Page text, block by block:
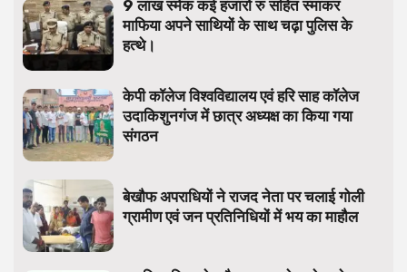
9 लाख स्मेक कई हजारों रु सहित स्माकर
माफिया अपने साथियों के साथ चढ़ा पुलिस के
हत्थे।
केपी कॉलेज विश्वविद्यालय एवं हरि साह कॉलेज
उदाकिशुनगंज में छात्र अध्यक्ष का किया गया
संगठन
बेखौफ अपराधियों ने राजद नेता पर चलाई गोली
ग्रामीण एवं जन प्रतिनिधियों में भय का माहौल